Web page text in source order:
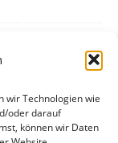
wir Technologien wie
oder darauf
können wir Daten